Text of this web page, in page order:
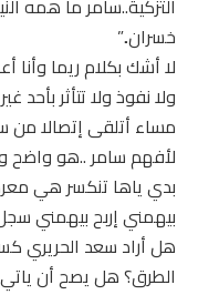
خسران..”
لا أشك بكلام ريما وأنا
ولا نفوذ ولا تتأثر بأحد
مساء أتلقى إتصالا
لأفهم سامر ..هو واضح
بدي ياها تنكسر هي
بيهمني إربح بيهمني
هل أراد سعد الحريري
الطرق؟ هل يصح أن